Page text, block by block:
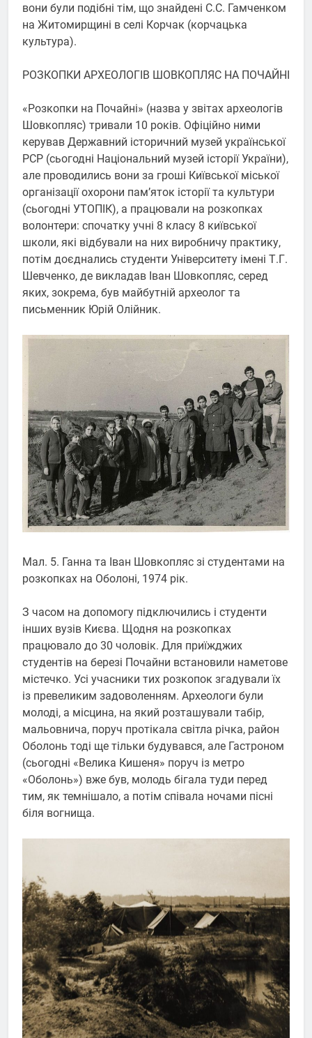
вони були подібні тім, що знайдені С.С. Гамченком
на Житомирщині в селі Корчак (корчацька
культура).
РОЗКОПКИ АРХЕОЛОГІВ ШОВКОПЛЯС НА ПОЧАЙНІ
«Розкопки на Почайні» (назва у звітах археологів
Шовкопляс) тривали 10 років. Офіційно ними
керував Державний історичний музей української
РСР (сьогодні Національний музей історії України),
але проводились вони за гроші Київської міської
організації охорони пам’яток історії та культури
(сьогодні УТОПІК), а працювали на розкопках
волонтери: спочатку учні 8 класу 8 київської
школи, які відбували на них виробничу практику,
потім доєднались студенти Університету імені Т.Г.
Шевченко, де викладав Іван Шовкопляс, серед
яких, зокрема, був майбутній археолог та
письменник Юрій Олійник.
Мал. 5. Ганна та Іван Шовкопляс зі студентами на
розкопках на Оболоні, 1974 рік.
З часом на допомогу підключились і студенти
інших вузів Києва. Щодня на розкопках
працювало до 30 чоловік. Для приїжджих
студентів на березі Почайни встановили наметове
містечко. Усі учасники тих розкопок згадували їх
із превеликим задоволенням. Археологи були
молоді, а місцина, на який розташували табір,
мальовнича, поруч протікала світла річка, район
Оболонь тоді ще тільки будувався, але Гастроном
(сьогодні «Велика Кишеня» поруч із метро
«Оболонь») вже був, молодь бігала туди перед
тим, як темнішало, а потім співала ночами пісні
біля вогнища.